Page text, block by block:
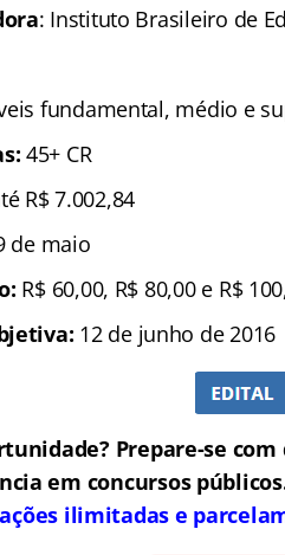
: Instituto Brasileiro de
fundamental, médio e
45+ CR
R$ 7.002,84
de maio
R$ 60,00, R$ 80,00 e R$
12 de junho de 2016
Prepare-se
em concursos
ilimitadas e